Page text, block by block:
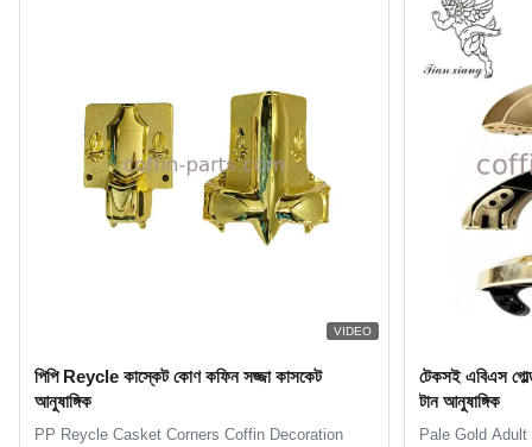
VIDEO
পিপি Reycle কাস্কেট কোণ কফিন সজ্জা কাসকেট
আনুষাঙ্গিক
PP Reycle Casket Corners Coffin Decoration
টেকসই এবিএস
টান আনুষাঙ্গিক
Pale Gold